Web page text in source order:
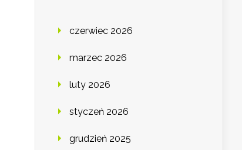
czerwiec 2026
marzec 2026
luty 2026
styczeń 2026
grudzień 2025